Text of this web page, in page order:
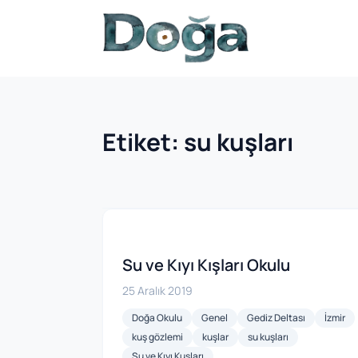
Etiket: su kuşları
Su ve Kıyı Kışları Okulu
25 Aralık 2019
Doğa Okulu Genel Gediz Deltası
İzmir
kuş gözlemi
kuşlar
su kuşları